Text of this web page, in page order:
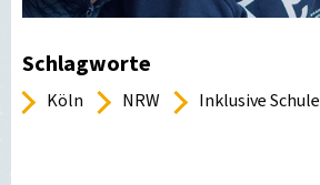
Schlagworte
Köln NRW Inklusive Schule